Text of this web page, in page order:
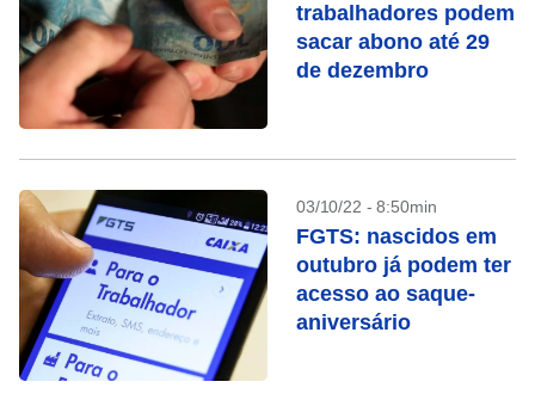
trabalhadores podem
sacar abono até 29
de dezembro
03/10/22 - 8:50min
FGTS: nascidos em
outubro já podem ter
acesso ao saque-
aniversário